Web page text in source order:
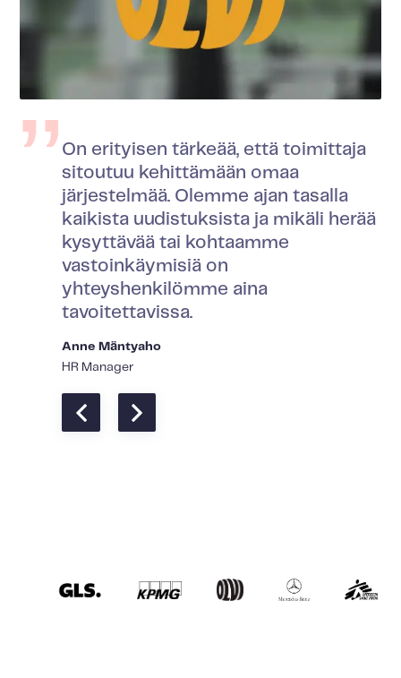
On erityisen tärkeää, että toimittaja
sitoutuu kehittämään omaa
järjestelmää. Olemme ajan tasalla
kaikista uudistuksista ja mikäli herää
kysyttävää tai kohtaamme
vastoinkäymisiä on
yhteyshenkilömme aina
tavoitettavissa.
Anne Mäntyaho
HR Manager